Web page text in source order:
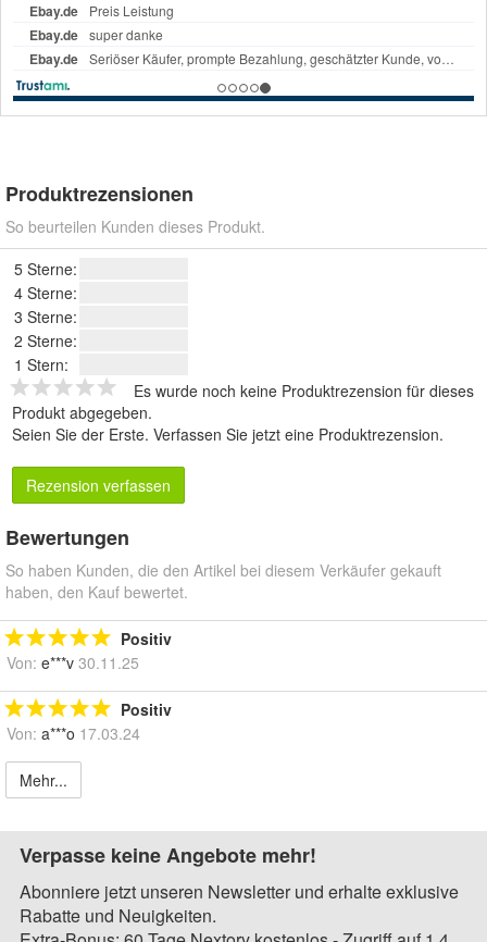
Produktrezensionen
So beurteilen Kunden dieses Produkt.
5 Sterne:
4 Sterne:
3 Sterne:
2 Sterne:
1 Stern:
Es wurde noch keine Produktrezension für dieses
Produkt abgegeben.
Seien Sie der Erste. Verfassen Sie jetzt eine Produktrezension.
Rezension verfassen
Bewertungen
So haben Kunden, die den Artikel bei diesem Verkäufer gekauft
haben, den Kauf bewertet.
Positiv
Von: e***v 30.11.25
Positiv
Von: a***o 17.03.24
Mehr...
Verpasse keine Angebote mehr!
Abonniere jetzt unseren Newsletter und erhalte exklusive
Rabatte und Neuigkeiten.